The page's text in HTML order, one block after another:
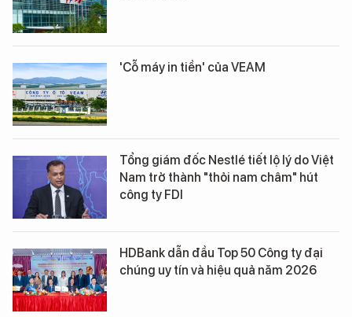
'Cỗ máy in tiền' của VEAM
Tổng giám đốc Nestlé tiết lộ lý do Việt
Nam trở thành "thỏi nam châm" hút
công ty FDI
HDBank dẫn đầu Top 50 Công ty đại
chúng uy tín và hiệu quả năm 2026